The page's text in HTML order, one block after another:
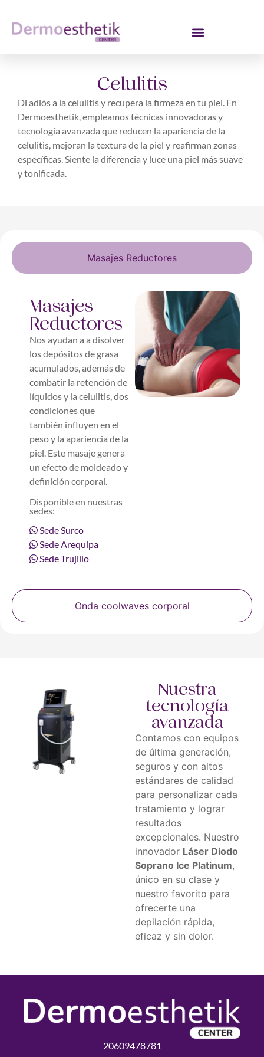
Celulitis
Di adiós a la celulitis y recupera la firmeza en tu piel. En
Dermoesthetik, empleamos técnicas innovadoras y
tecnología avanzada que reducen la apariencia de la
celulitis, mejoran la textura de la piel y reafirman zonas
específicas. Siente la diferencia y luce una piel más suave
y tonificada.
Masajes Reductores
Onda coolwaves corporal
Masajes
Reductores
Nos ayudan a a disolver
los depósitos de grasa
acumulados, además de
combatir la retención de
líquidos y la celulitis, dos
condiciones que
también influyen en el
peso y la apariencia de la
piel. Este masaje genera
un efecto de moldeado y
definición corporal.
Disponible en nuestras
sedes:
Sede Surco
Sede Arequipa
Sede Trujillo
Nuestra
tecnología
avanzada
Contamos con equipos
de última generación,
seguros y con altos
estándares de calidad
para personalizar cada
tratamiento y lograr
resultados
excepcionales. Nuestro
innovador Láser Diodo
Soprano Ice Platinum,
único en su clase y
nuestro favorito para
ofrecerte una
depilación rápida,
eficaz y sin dolor.
20609478781